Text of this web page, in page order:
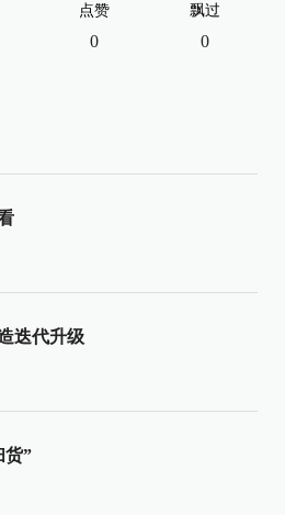
点赞
0
飘过
0
迭代升级
货”